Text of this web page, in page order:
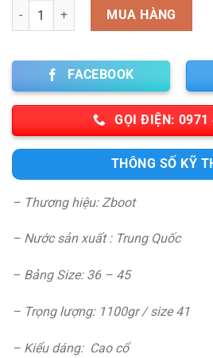
Số lượng MUA HÀNG
FACEBOOK
GỌI ĐIỆN: 0971
THÔNG SỐ KỸ
– Thương hiệu: Zboot
– Nước sản xuất : Trung Quốc
– Bảng Size: 36 – 45
– Trọng lượng: 1100gr / size 41
– Kiểu dáng: Cao cổ